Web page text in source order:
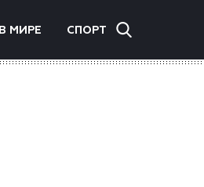
В МИРЕ СПОРТ